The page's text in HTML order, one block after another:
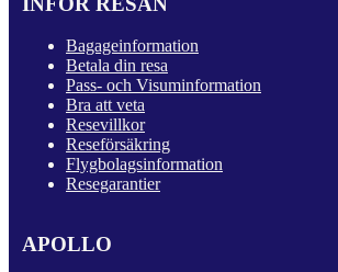
Bagageinformation
Betala din resa
Pass- och Visuminformation
Bra att veta
Resevillkor
Reseförsäkring
Flygbolagsinformation
Resegarantier
APOLLO